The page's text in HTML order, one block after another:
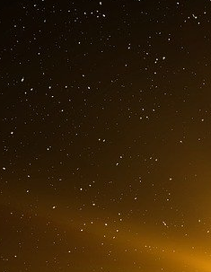
Pour décrypter ces
voyages sont
fructueuses
passage chez Merryl
Il travaille sur 4 axes
Ben Laden ; l’argent
enfin un réseau
informations en
sources. »
Remarques : les
journaliste » Eric
moment donné